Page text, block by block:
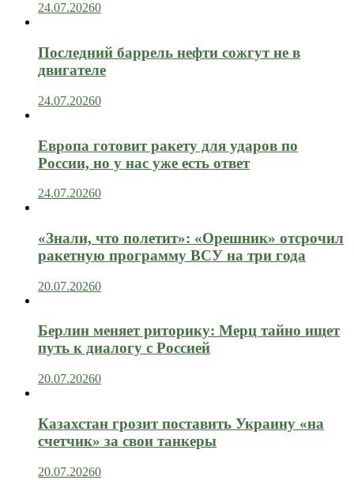
24.07.20260
Последний баррель нефти сожгут не в
двигателе
24.07.20260
Европа готовит ракету для ударов по
России, но у нас уже есть ответ
24.07.20260
«Знали, что полетит»: «Орешник» отсрочил
ракетную программу ВСУ на три года
20.07.20260
Берлин меняет риторику: Мерц тайно ищет
путь к диалогу с Россией
20.07.20260
Казахстан грозит поставить Украину «на
счетчик» за свои танкеры
20.07.20260